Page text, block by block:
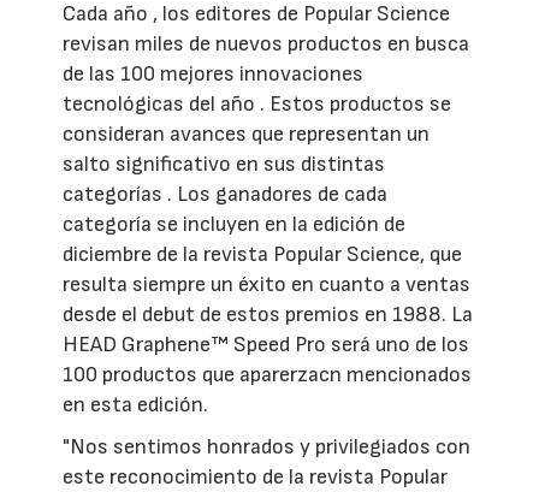
Cada año , los editores de Popular Science
revisan miles de nuevos productos en busca
de las 100 mejores innovaciones
tecnológicas del año . Estos productos se
consideran avances que representan un
salto significativo en sus distintas
categorías . Los ganadores de cada
categoría se incluyen en la edición de
diciembre de la revista Popular Science, que
resulta siempre un éxito en cuanto a ventas
desde el debut de estos premios en 1988. La
HEAD Graphene™ Speed Pro será uno de los
100 productos que aparerzacn mencionados
en esta edición.
"Nos sentimos honrados y privilegiados con
este reconocimiento de la revista Popular